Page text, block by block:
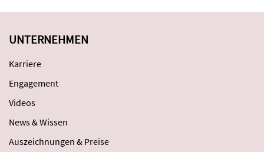
UNTERNEHMEN
Karriere
Engagement
Videos
News & Wissen
Auszeichnungen & Preise